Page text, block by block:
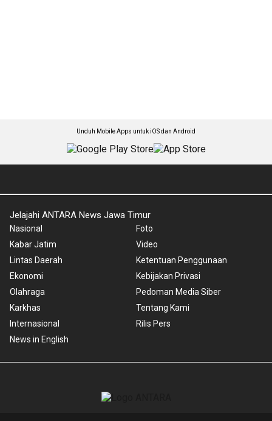
Unduh Mobile Apps untuk iOS dan Android
Jelajahi ANTARA News Jawa Timur
Nasional
Kabar Jatim
Lintas Daerah
Ekonomi
Olahraga
Karkhas
Internasional
News in English
Foto
Video
Ketentuan Penggunaan
Kebijakan Privasi
Pedoman Media Siber
Tentang Kami
Rilis Pers